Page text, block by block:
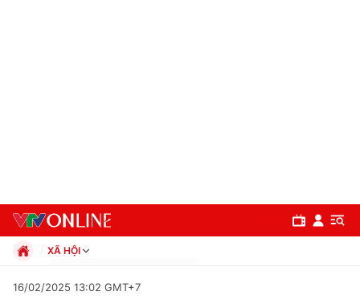
XÃ HỘI
Xã hội
16/02/2025 13:02 GMT+7